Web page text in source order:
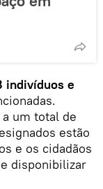
indivíduos e
um total de
estão
e os cidadãos
disponibilizar